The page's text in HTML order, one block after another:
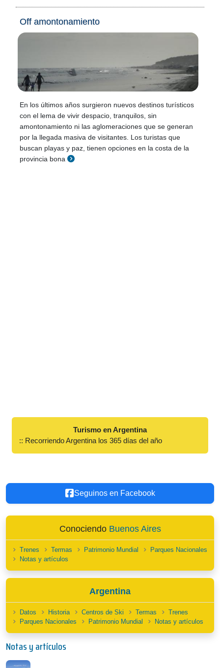
Off amontonamiento
En los últimos años surgieron nuevos destinos turísticos
con el lema de vivir despacio, tranquilos, sin
amontonamiento ni las aglomeraciones que se generan
por la llegada masiva de visitantes. Los turistas que
buscan playas y paz, tienen opciones en la costa de la
provincia bona
Turismo en Argentina
:: Recorriendo Argentina los 365 días del año
Seguinos en Facebook
Conociendo Buenos Aires
Trenes Termas Patrimonio Mundial
Parques Nacionales
Notas y artículos
Argentina
Datos Historia Centros de Ski Termas
Trenes
Parques Nacionales
Patrimonio Mundial Notas y artículos
Notas y artículos